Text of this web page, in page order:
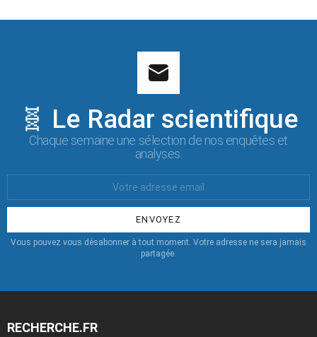
🧬 Le Radar scientifique
Chaque semaine une sélection de nos enquêtes et
analyses.
:
Vous pouvez vous désabonner à tout moment. Votre adresse ne sera jamais
partagée.
RECHERCHE.FR